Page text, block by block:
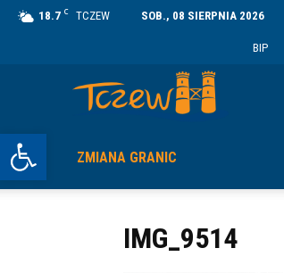
Otwórz pasek narzędzi
18.7 C TCZEW SOB., 08 SIERPNIA 2026
BIP
ZMIANA GRANIC
IMG_9514